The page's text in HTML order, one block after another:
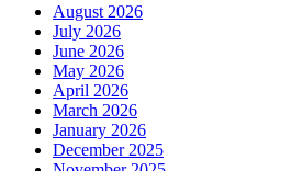
August 2026
July 2026
June 2026
May 2026
April 2026
March 2026
January 2026
December 2025